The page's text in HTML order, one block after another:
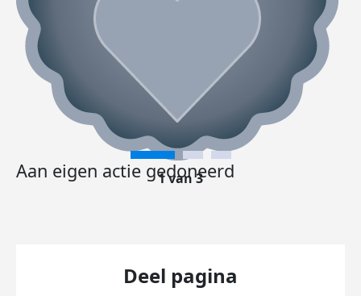
Aan eigen actie gedoneerd
1 van 3
Deel pagina